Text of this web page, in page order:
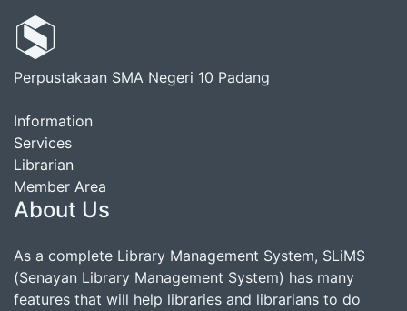
Perpustakaan SMA Negeri 10 Padang
Information
Services
Librarian
Member Area
About Us
As a complete Library Management System, SLiMS
(Senayan Library Management System) has many
features that will help libraries and librarians to do